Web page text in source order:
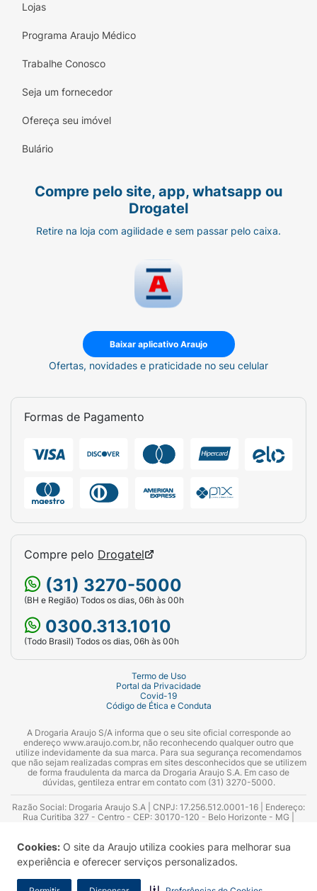
Cookies: O site da Araujo utiliza cookies para melhorar sua
experiência e oferecer serviços personalizados.
Lojas
Programa Araujo Médico
Trabalhe Conosco
Seja um fornecedor
Ofereça seu imóvel
Bulário
Compre pelo site, app, whatsapp ou
Drogatel
Retire na loja com agilidade e sem passar pelo caixa.
Baixar aplicativo Araujo
Ofertas, novidades e praticidade no seu celular
Formas de Pagamento
Compre pelo Drogatel
(31) 3270-5000
(BH e Região) Todos os dias, 06h às 00h
0300.313.1010
(Todo Brasil) Todos os dias, 06h às 00h
Termo de Uso
Portal da Privacidade
Covid-19
Código de Ética e Conduta
A Drogaria Araujo S/A informa que o seu site oficial corresponde ao
endereço www.araujo.com.br, não reconhecendo qualquer outro que
utilize indevidamente da sua marca. Para sua segurança recomendamos
que não sejam realizadas compras em sites desconhecidos que se utilizem
de forma fraudulenta da marca da Drogaria Araujo S.A. Em caso de
dúvidas, gentileza entrar em contato com (31) 3270-5000.
Razão Social: Drogaria Araujo S.A | CNPJ: 17.256.512.0001-16 | Endereço:
Rua Curitiba 327 - Centro - CEP: 30170-120 - Belo Horizonte - MG |
Azevedo Guimarães – CRF 10.965 | Yasmin Silva Alvarenga – CRF 52.584 -
Consultor substituto: Thiago Aguiar Pinheiro - CRF Nº 13.748. Alvará
Sanitário: 2025020713 | Autorização de Funcionamento da Empresa (AFE):